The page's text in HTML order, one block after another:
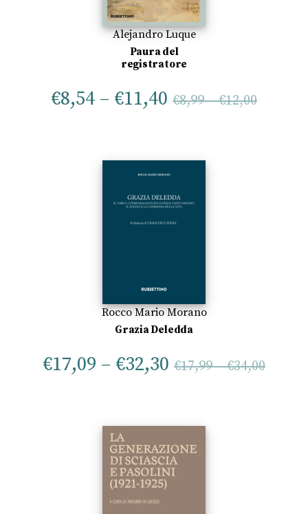
Alejandro Luque
Paura del
registratore
€8,54 – €11,40 €8,99–€12,00
Rocco Mario Morano
Grazia Deledda
€17,09 – €32,30 €17,99–€34,00